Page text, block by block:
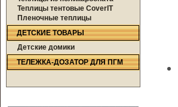
Теплицы тентовые CoverIT
Пленочные теплицы
ДЕТСКИЕ ТОВАРЫ
Детские домики
ТЕЛЕЖКА-ДОЗАТОР ДЛЯ ПГМ